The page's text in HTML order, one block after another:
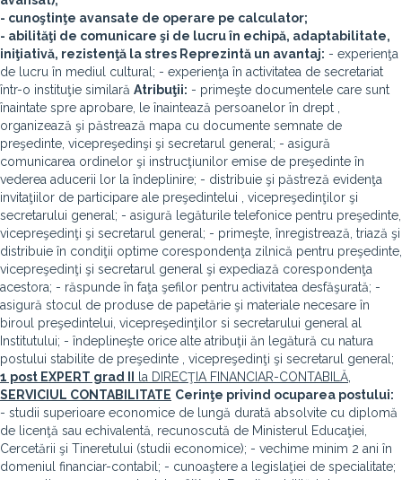
- cunoştinţe avansate de operare pe calculator;
- abilităţi de comunicare şi de lucru în echipă, adaptabilitate,
iniţiativă, rezistenţă la stres Reprezintă un avantaj: - experienţa
de lucru în mediul cultural; - experienţa în activitatea de secretariat
într-o instituţie similară Atribuţii: - primeşte documentele care sunt
înaintate spre aprobare, le înaintează persoanelor în drept ,
organizează şi păstrează mapa cu documente semnate de
preşedinte, vicepreşedinşi şi secretarul general; - asigură
comunicarea ordinelor şi instrucţiunilor emise de preşedinte în
vederea aducerii lor la îndeplinire; - distribuie şi păstreză evidenţa
invitaţiilor de participare ale preşedintelui , vicepreşedinţilor şi
secretarului general; - asigură legăturile telefonice pentru preşedinte,
vicepreşedinţi şi secretarul general; - primeşte, înregistrează, triază şi
distribuie în condiţii optime corespondenţa zilnică pentru preşedinte,
vicepreşedinţi şi secretarul general şi expediază corespondenţa
acestora; - răspunde în faţa şefilor pentru activitatea desfăşurată; -
asigură stocul de produse de papetărie şi materiale necesare în
biroul preşedintelui, vicepreşedinţilor si secretarului general al
Institutului; - îndeplineşte orice alte atribuţii ăn legătură cu natura
postului stabilite de preşedinte , vicepreşedinţi şi secretarul general;
1 post EXPERT grad II
la DIRECŢIA FINANCIAR-CONTABILĂ,
SERVICIUL CONTABILITATE Cerinţe privind ocuparea postului:
- studii superioare economice de lungă durată absolvite cu diplomă
de licenţă sau echivalentă, recunoscută de Ministerul Educaţiei,
Cercetării şi Tineretului (studii economice); - vechime minim 2 ani în
domeniul financiar-contabil; - cunoaştere a legislaţiei de specialitate;